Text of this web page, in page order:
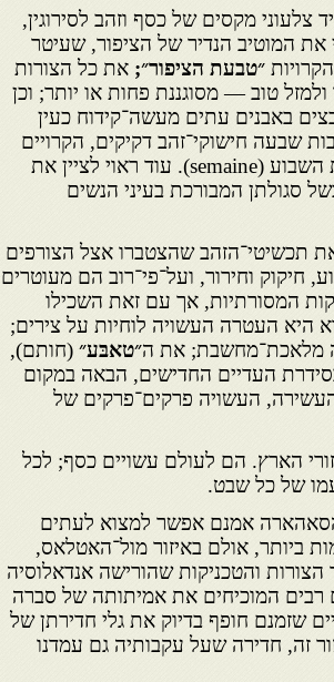
צלעוני מקסים של כסף וזהב לסירוגין,
המוטיב הנדיר של הציפור, שעיטר
״טבעת הציפור״; את כל הצורות
טוב — מסוגננת פחות או יותר; וכן
באב­נים עתים מעשה־קידוח כעין
שבעה חישוקי־זהב דקיקים, הקרויים
על שום מספרם, שהוא כמספר ימות השבוע (semaine). עוד ראוי לציין את
סגולתן המבורכת בעיני הנשים
תכשיטי־הזהב שהצטברו אצל הצורפים
חיקוק וחירור, ועל־פי־רוב הם מעוט­רים
המסורתיות, אך עם זאת השכילו
היא העטרה העשויה לוחיות על צירים;
מלאכת־מחשבת; את ה״טאבּע״ (חותם),
העדיים החדישים, הב­אה במקום
העשויה פרקים־פרקים של
הארץ. הם לעולם עשויים כסף; לכל
של כל שבט.
אמנם אפשר למצוא לעתים
ביותר, אולם באיזור מול־האטלאס,
והטכניקות שהורישה אנדאלוסיה
רבים המוכיחים את אמיתותה של סברה
שזמנם חופף בדיוק את גלי חדירתן של
זה, חדירה שעל עקבותיה גם עמדנו